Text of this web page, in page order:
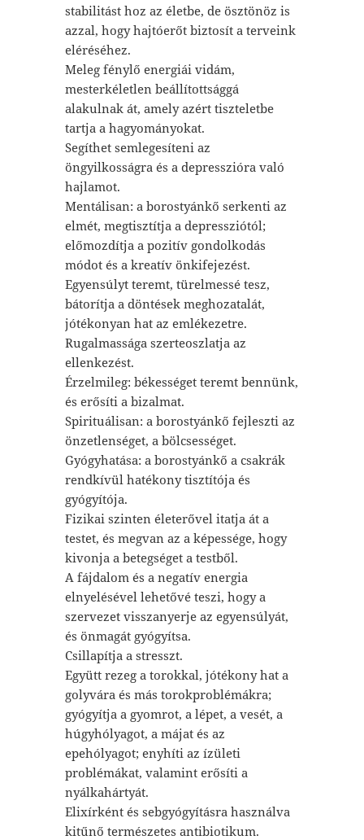
stabilitást hoz az életbe, de ösztönöz is
azzal, hogy hajtóerőt biztosít a terveink
eléréséhez.
Meleg fénylő energiái vidám,
mesterkéletlen beállítottsággá
alakulnak át, amely azért tiszteletbe
tartja a hagyományokat.
Segíthet semlegesíteni az
öngyilkosságra és a depresszióra való
hajlamot.
Mentálisan: a borostyánkő serkenti az
elmét, megtisztítja a depressziótól;
előmozdítja a pozitív gondolkodás
módot és a kreatív önkifejezést.
Egyensúlyt teremt, türelmessé tesz,
bátorítja a döntések meghozatalát,
jótékonyan hat az emlékezetre.
Rugalmassága szerteoszlatja az
ellenkezést.
Érzelmileg: békességet teremt bennünk,
és erősíti a bizalmat.
Spirituálisan: a borostyánkő fejleszti az
önzetlenséget, a bölcsességet.
Gyógyhatása: a borostyánkő a csakrák
rendkívül hatékony tisztítója és
gyógyítója.
Fizikai szinten életerővel itatja át a
testet, és megvan az a képessége, hogy
kivonja a betegséget a testből.
A fájdalom és a negatív energia
elnyelésével lehetővé teszi, hogy a
szervezet visszanyerje az egyensúlyát,
és önmagát gyógyítsa.
Csillapítja a stresszt.
Együtt rezeg a torokkal, jótékony hat a
golyvára és más torokproblémákra;
gyógyítja a gyomrot, a lépet, a vesét, a
húgyhólyagot, a májat és az
epehólyagot; enyhíti az ízületi
problémákat, valamint erősíti a
nyálkahártyát.
Elixírként és sebgyógyításra használva
kitűnő természetes antibiotikum.